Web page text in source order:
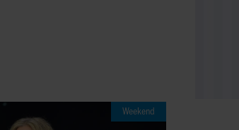
Weekend